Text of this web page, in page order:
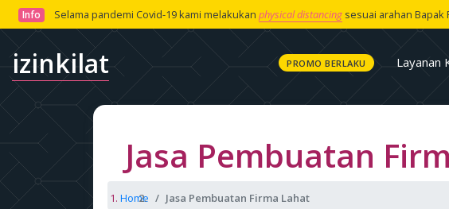
Info Selama pandemi Covid-19 kami melakukan physical distancingsesuai arahan Bapak
izinkilat PROMO BERLAKU Layanan
Jasa Pembuatan
Home Jasa Pembuatan Firma Lahat